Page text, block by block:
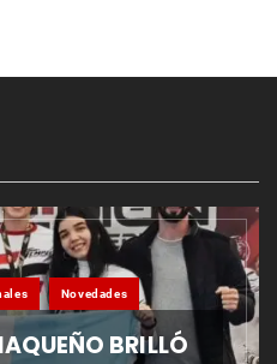
Novedades
BRILLÓ